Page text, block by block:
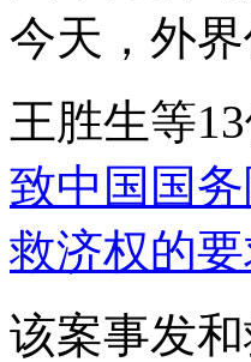
今天，外
王胜生等
致中国国
救济权的
该案事发